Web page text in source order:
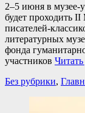
2–5 июня в музее-
будет проходить
писателей-
литературных
фонда
участников
Категории
Без рубрики,